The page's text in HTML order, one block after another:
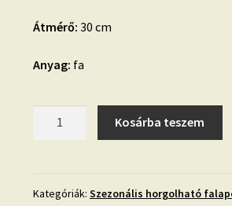
Átmérő: 30 cm
Anyag: fa
Város
Kosárba teszem
Kategóriák: Szezonális horgolható